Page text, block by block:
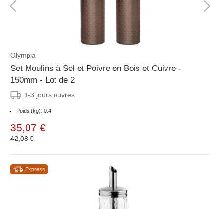
Olympia
Set Moulins à Sel et Poivre en Bois et Cuivre -
150mm - Lot de 2
1-3 jours ouvrés
Poids (kg): 0.4
35,07 €
42,08 €
Express